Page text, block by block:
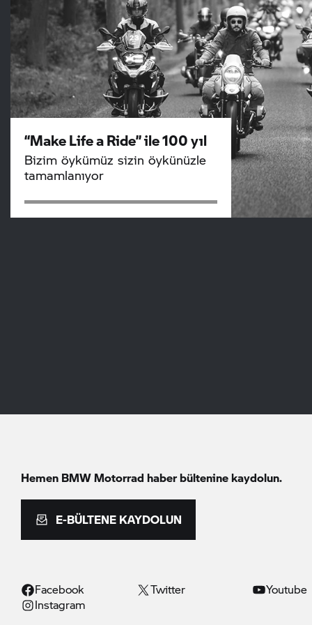
“Make Life a Ride” ile 100 yıl
Bizim öykümüz sizin öykünüzle
tamamlanıyor
Hemen BMW Motorrad haber bültenine kaydolun.
E-BÜLTENE KAYDOLUN
Facebook Twitter
Youtube
Instagram